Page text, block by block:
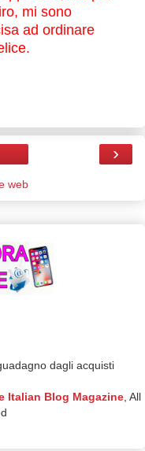
mi sono
ad ordinare
›
web
dagli acquisti
Italian Blog Magazine, All